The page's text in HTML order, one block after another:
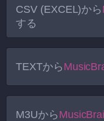
CSV (EXCEL)から
する
TEXTから
M3Uから